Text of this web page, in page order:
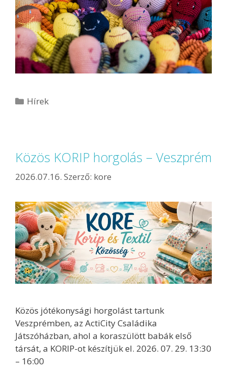
Hírek
Közös KORIP horgolás – Veszprém
2026.07.16. Szerző: kore
Közös jótékonysági horgolást tartunk
Veszprémben, az ActiCity Családika
Játszóházban, ahol a koraszülött babák első
társát, a KORIP-ot készítjük el. 2026. 07. 29. 13:30
– 16:00